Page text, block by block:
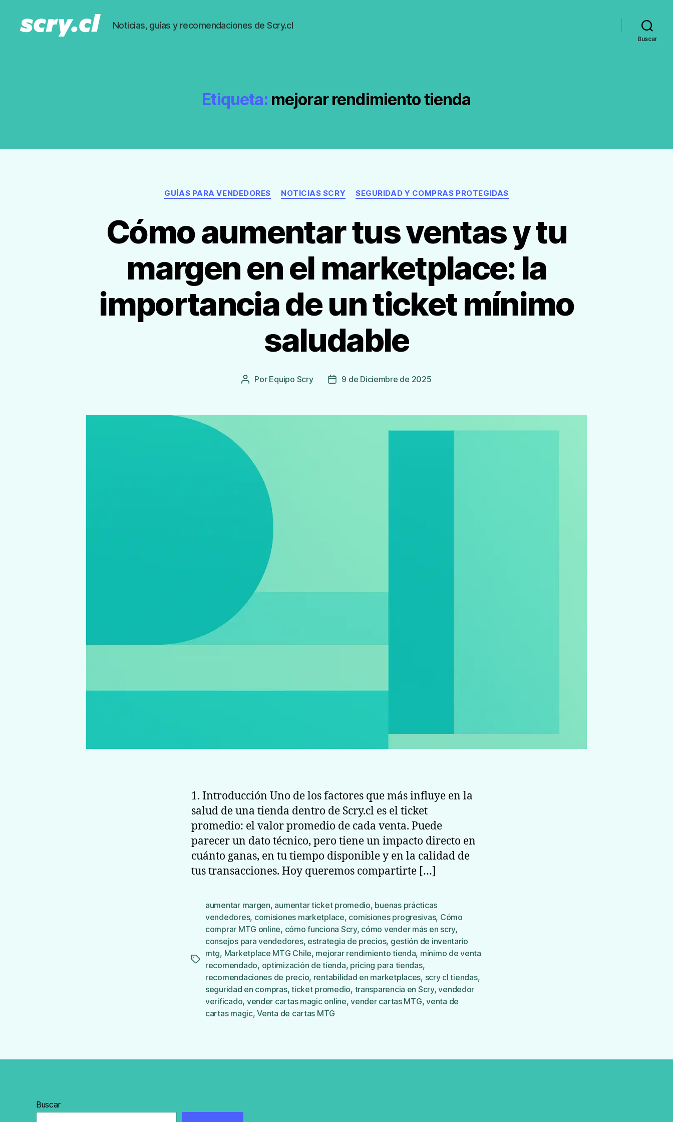
Noticias, guías y recomendaciones de Scry.cl
Buscar
Etiqueta: mejorar rendimiento tienda
Categorías
GUÍAS PARA VENDEDORES NOTICIAS SCRY SEGURIDAD Y COMPRAS PROTEGIDAS
Cómo aumentar tus ventas y tu
margen en el marketplace: la
importancia de un ticket mínimo
saludable
Autor
Entrada
Por Equipo Scry
Fecha9 de Diciembre de 2025
1. Introducción Uno de los factores que más influye en la
salud de una tienda dentro de Scry.cl es el ticket
promedio: el valor promedio de cada venta. Puede
parecer un dato técnico, pero tiene un impacto directo en
cuánto ganas, en tu tiempo disponible y en la calidad de
tus transacciones. Hoy queremos compartirte […]
Etiquetas
aumentar margen, aumentar ticket promedio, buenas prácticas
vendedores, comisiones marketplace, comisiones progresivas, Cómo
comprar MTG online, cómo funciona Scry, cómo vender más en scry,
consejos para vendedores, estrategia de precios, gestión de inventario
mtg, Marketplace MTG Chile, mejorar rendimiento tienda, mínimo de venta
recomendado, optimización de tienda, pricing para tiendas,
recomendaciones de precio, rentabilidad en marketplaces, scry cl tiendas,
seguridad en compras,ticket promedio, transparencia en Scry,vendedor
verificado, vender cartas magic online,vender cartas MTG,venta de
cartas magic,Venta de cartas MTG
Buscar